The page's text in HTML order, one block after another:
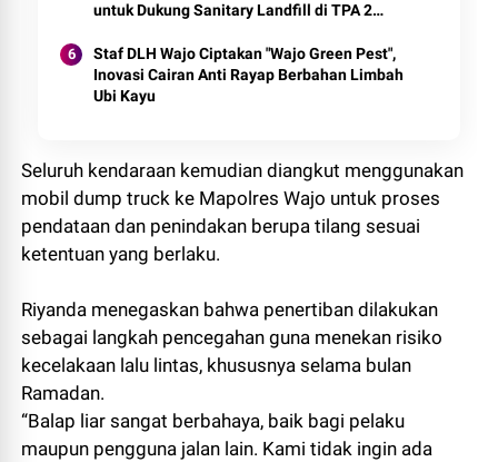
untuk Dukung Sanitary Landfill di TPA 2
Staf DLH Wajo Ciptakan "Wajo Green Pest",
Inovasi Cairan Anti Rayap Berbahan Limbah
Ubi Kayu
Seluruh kendaraan kemudian diangkut menggunakan
mobil dump truck ke Mapolres Wajo untuk proses
pendataan dan penindakan berupa tilang sesuai
ketentuan yang berlaku.
Riyanda menegaskan bahwa penertiban dilakukan
sebagai langkah pencegahan guna menekan risiko
kecelakaan lalu lintas, khususnya selama bulan
Ramadan.
“Balap liar sangat berbahaya, baik bagi pelaku
maupun pengguna jalan lain. Kami tidak ingin ada